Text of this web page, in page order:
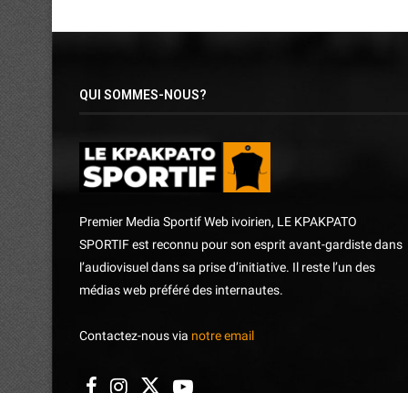
QUI SOMMES-NOUS?
Premier Media Sportif Web ivoirien, LE KPAKPATO
SPORTIF est reconnu pour son esprit avant-gardiste dans
l’audiovisuel dans sa prise d’initiative. Il reste l’un des
médias web préféré des internautes.
Contactez-nous via notre email